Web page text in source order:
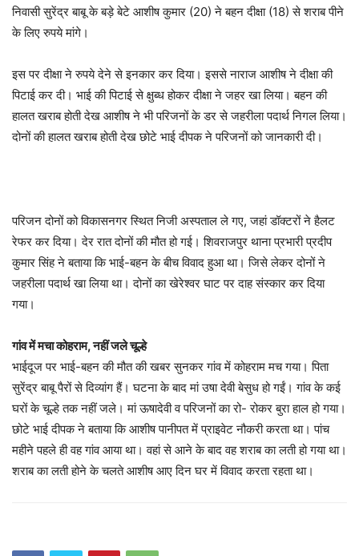
निवासी सुरेंद्र बाबू के बड़े बेटे आशीष कुमार (20) ने बहन दीक्षा (18) से शराब पीने
के लिए रुपये मांगे।
इस पर दीक्षा ने रुपये देने से इनकार कर दिया। इससे नाराज आशीष ने दीक्षा की
पिटाई कर दी। भाई की पिटाई से क्षुब्ध होकर दीक्षा ने जहर खा लिया। बहन की
हालत खराब होती देख आशीष ने भी परिजनों के डर से जहरीला पदार्थ निगल लिया।
दोनों की हालत खराब होती देख छोटे भाई दीपक ने परिजनों को जानकारी दी।
परिजन दोनों को विकासनगर स्थित निजी अस्पताल ले गए, जहां डॉक्टरों ने हैलट
रेफर कर दिया। देर रात दोनों की मौत हो गई। शिवराजपुर थाना प्रभारी प्रदीप
कुमार सिंह ने बताया कि भाई-बहन के बीच विवाद हुआ था। जिसे लेकर दोनों ने
जहरीला पदार्थ खा लिया था। दोनों का खेरेश्वर घाट पर दाह संस्कार कर दिया
गया।
गांव में मचा कोहराम, नहीं जले चूल्हे
भाईदूज पर भाई-बहन की मौत की खबर सुनकर गांव में कोहराम मच गया। पिता
सुरेंद्र बाबू पैरों से दिव्यांग हैं। घटना के बाद मां उषा देवी बेसुध हो गईं। गांव के कई
घरों के चूल्हे तक नहीं जले। मां ऊषादेवी व परिजनों का रो- रोकर बुरा हाल हो गया।
छोटे भाई दीपक ने बताया कि आशीष पानीपत में प्राइवेट नौकरी करता था। पांच
महीने पहले ही वह गांव आया था। वहां से आने के बाद वह शराब का लती हो गया था।
शराब का लती होने के चलते आशीष आए दिन घर में विवाद करता रहता था।